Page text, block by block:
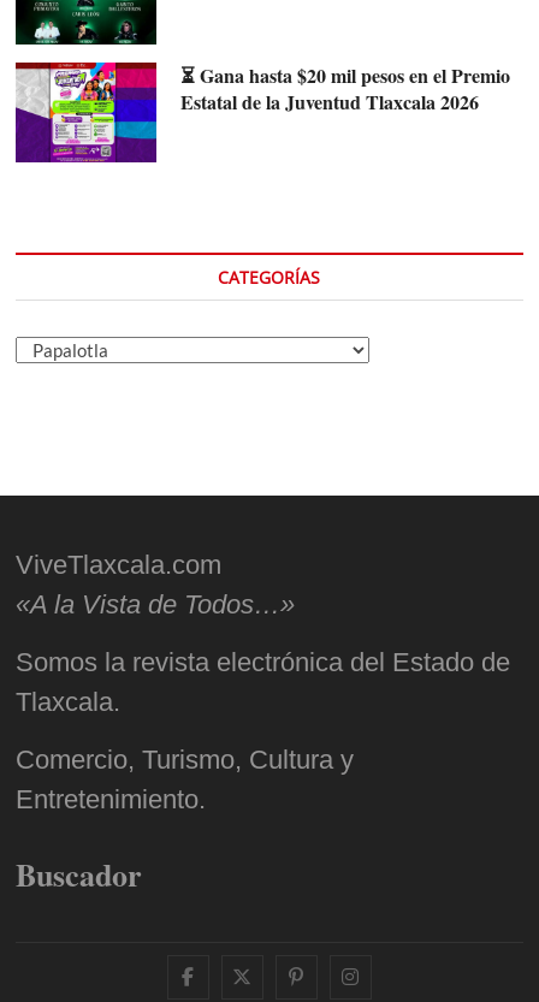
⏳ Gana hasta $20 mil pesos en el Premio
Estatal de la Juventud Tlaxcala 2026
CATEGORÍAS
Categorías
ViveTlaxcala.com
«A la Vista de Todos…»
Somos la revista electrónica del Estado de
Tlaxcala.
Comercio, Turismo, Cultura y
Entretenimiento.
Buscador
facebooktwitter
pinterestinstagram